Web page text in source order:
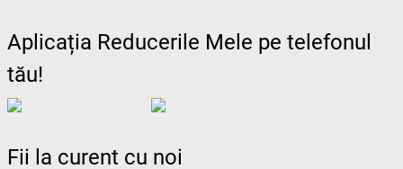
Aplicația Reducerile Mele pe telefonul
tău!
Fii la curent cu noi